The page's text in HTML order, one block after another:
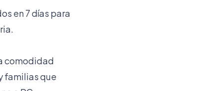
en 7 días para
comodidad
familias que